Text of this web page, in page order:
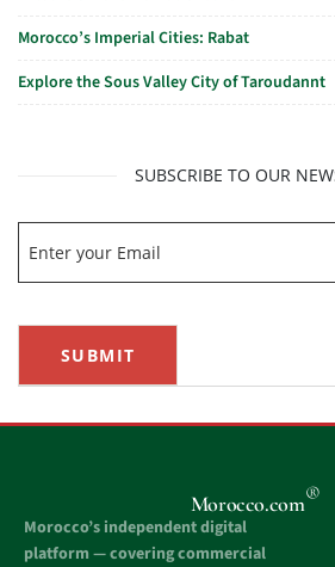
Morocco’s Imperial Cities: Rabat
Explore the Sous Valley City of Taroudannt
SUBSCRIBE TO OUR
SUBMIT
Morocco.com®
Morocco’s independent digital
platform — covering commercial